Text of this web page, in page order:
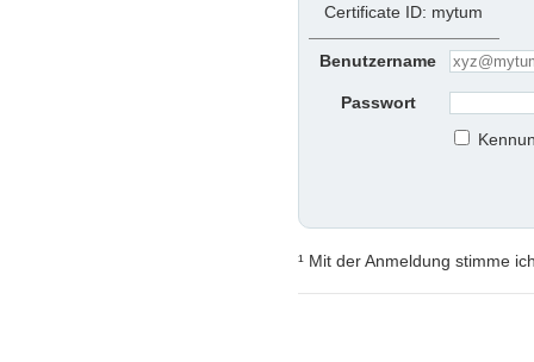
Certificate ID: mytum
Benutzername
Passwort
¹ Mit der Anmeldung stimme